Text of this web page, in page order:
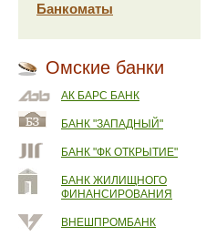
Банкоматы
Омские банки
АК БАРС БАНК
БАНК "ЗАПАДНЫЙ"
БАНК "ФК ОТКРЫТИЕ"
БАНК ЖИЛИЩНОГО
ФИНАНСИРОВАНИЯ
ВНЕШПРОМБАНК